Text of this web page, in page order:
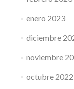
enero 2023
diciembre
noviembre
octubre 2022